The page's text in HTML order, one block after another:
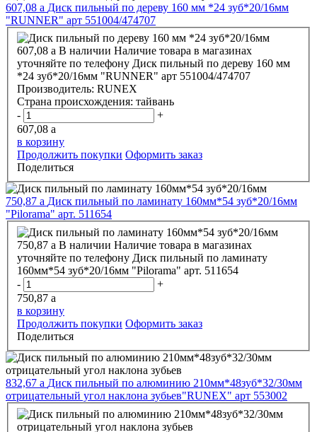
607,08 a Диск пильный по дереву 160 мм *24 зуб*20/16мм
"RUNNER" арт 551004/474707
607,08 a В наличии Наличие товара в магазинах
уточняйте по телефону Диск пильный по дереву 160 мм
*24 зуб*20/16мм "RUNNER" арт 551004/474707
Производитель: RUNEX
Страна происхождения: тайвань
-
+
607,08 a
в корзину
Продолжить покупки Оформить заказ
Поделиться
750,87 a Диск пильный по ламинату 160мм*54 зуб*20/16мм
"Pilorama" арт. 511654
750,87 a В наличии Наличие товара в магазинах
уточняйте по телефону Диск пильный по ламинату
160мм*54 зуб*20/16мм "Pilorama" арт. 511654
-
+
750,87 a
в корзину
Продолжить покупки Оформить заказ
Поделиться
832,67 a Диск пильный по алюминию 210мм*48зуб*32/30мм
отрицательный угол наклона зубьев"RUNEX" арт 553002